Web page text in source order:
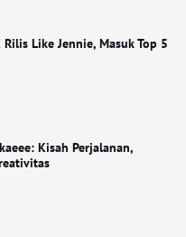
Rilis Like Jennie, Masuk Top 5
Kisah Perjalanan,